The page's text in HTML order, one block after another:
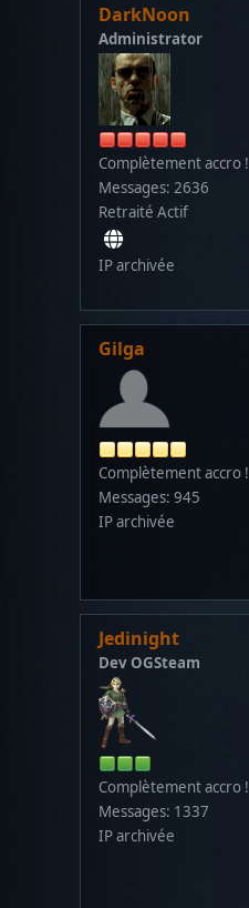
DarkNoon
Administrator
Complètement accro !
Messages: 2636
Retraité Actif
IP archivée
Gilga
Complètement accro !
Messages: 945
IP archivée
Jedinight
Dev OGSteam
Complètement accro !
Messages: 1337
IP archivée